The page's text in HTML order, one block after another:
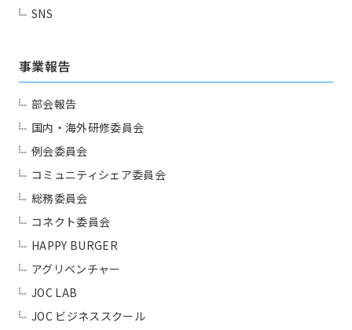
SNS
事業報告
部会報告
国内・海外研修委員会
例会委員会
コミュニティシェア委員会
総務委員会
コネクト委員会
HAPPY BURGER
アグリベンチャー
JOC LAB
JOC ビジネススクール